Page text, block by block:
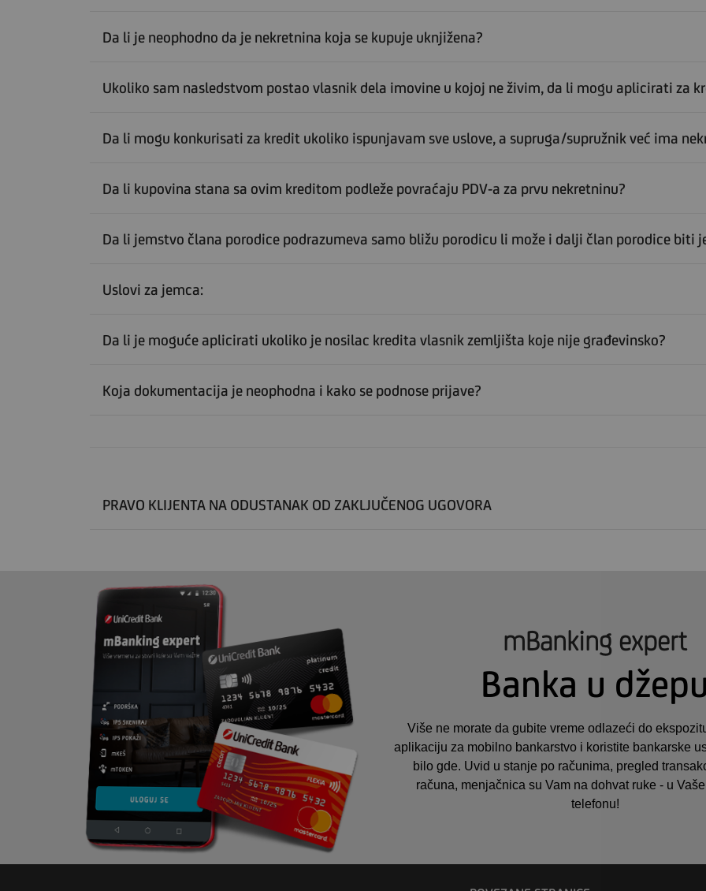
Da li je neophodno da je nekretnina koja se kupuje uknjižena?
Ukoliko sam nasledstvom postao vlasnik dela imovine u kojoj ne živim, da li mogu aplicirati za
Da li mogu konkurisati za kredit ukoliko ispunjavam sve uslove, a supruga/supružnik već ima
Da li kupovina stana sa ovim kreditom podleže povraćaju PDV-a za prvu nekretninu?
Da li jemstvo člana porodice podrazumeva samo bližu porodicu li može i dalji član porodice biti
Uslovi za jemca:
Da li je moguće aplicirati ukoliko je nosilac kredita vlasnik zemljišta koje nije građevinsko?
Koja dokumentacija je neophodna i kako se podnose prijave?
PRAVO KLIJENTA NA ODUSTANAK OD ZAKLJUČENOG UGOVORA
mBanking expert
Banka u džepu
Više ne morate da gubite vreme odlazeći do
aplikaciju za mobilno bankarstvo i koristite bankarske
bilo gde. Uvid u stanje po računima, pregled
računa, menjačnica su Vam na dohvat ruke - u
telefonu!